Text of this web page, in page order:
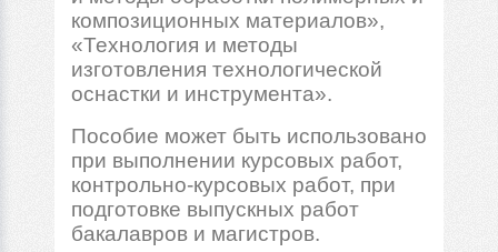
композиционных материалов»,
«Технология и методы
изготовления технологической
оснастки и инструмента».
Пособие может быть использовано
при выполнении курсовых работ,
контрольно-курсовых работ, при
подготовке выпускных работ
бакалавров и магистров.